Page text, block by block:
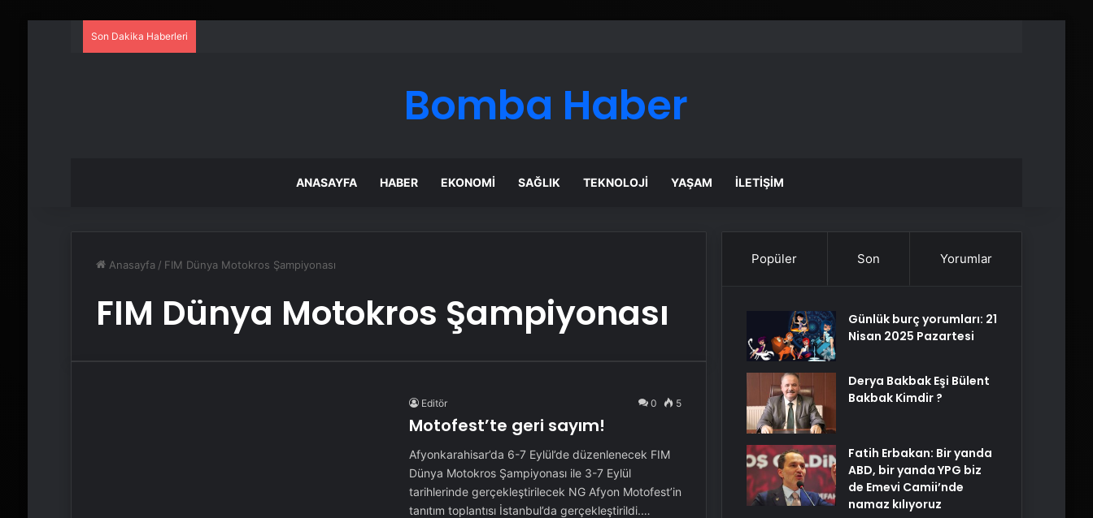
Son Dakika Haberleri
Bomba Haber
ANASAYFA HABER EKONOMI SAĞLIK TEKNOLOJI YAŞAM İLETIŞIM
Anasayfa / FIM Dünya Motokros Şampiyonası
FIM Dünya Motokros Şampiyonası
Editör 0 5
Motofest’te geri sayım!
Afyonkarahisar’da 6-7 Eylül’de düzenlenecek FIM
Dünya Motokros Şampiyonası ile 3-7 Eylül
tarihlerinde gerçekleştirilecek NG Afyon Motofest’in
tanıtım toplantısı İstanbul’da gerçekleştirildi.…
Popüler Son Yorumlar
Günlük burç yorumları: 21
Nisan 2025 Pazartesi
Derya Bakbak Eşi Bülent
Bakbak Kimdir ?
Fatih Erbakan: Bir yanda
ABD, bir yanda YPG biz
de Emevi Camii’nde
namaz kılıyoruz